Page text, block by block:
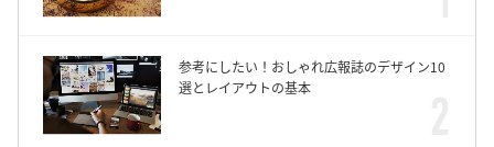
参考にしたい！おしゃれ広報誌のデザイン10
選とレイアウトの基本